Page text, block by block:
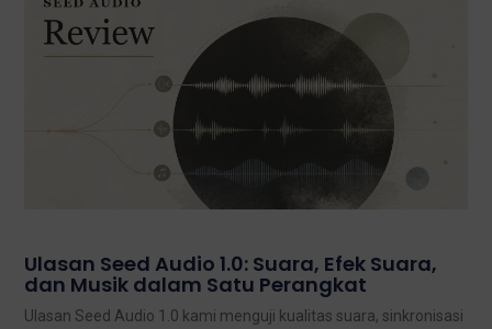
Ulasan Seed Audio 1.0: Suara, Efek Suara,
dan Musik dalam Satu Perangkat
Ulasan Seed Audio 1.0 kami menguji kualitas suara, sinkronisasi